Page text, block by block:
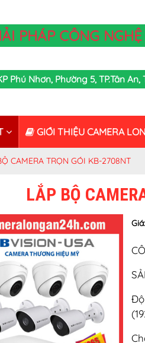
PHÁP CÔNG
Phú Nhơn, Phường 5, TP.Tân
GIỚI THIỆU CAMERA
CAMERA TRỌN GÓI KB-2708NT
LẮP BỘ
Giá: